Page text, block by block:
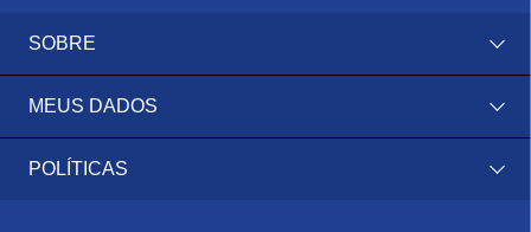
SOBRE
MEUS DADOS
POLÍTICAS